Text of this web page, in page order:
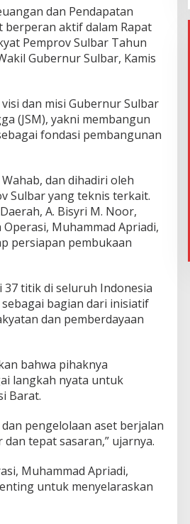
dan Pendapatan
berperan aktif dalam Rapat
Pemprov Sulbar Tahun
Gubernur Sulbar, Kamis
dan misi Gubernur Sulbar
(JSM), yakni membangun
fondasi pembangunan
dan dihadiri oleh
Sulbar yang teknis terkait.
A. Bisyri M. Noor,
Muhammad Apriadi,
persiapan pembukaan
37 titik di seluruh Indonesia
bagian dari inisiatif
dan pemberdayaan
bahwa pihaknya
langkah nyata untuk
Barat.
pengelolaan aset berjalan
tepat sasaran,” ujarnya.
Muhammad Apriadi,
untuk menyelaraskan